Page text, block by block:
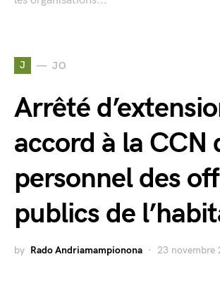
J JO
Arrêté
accord à la CCN
personnel des
publics de
by Rado Andriamampionona 23 novembre